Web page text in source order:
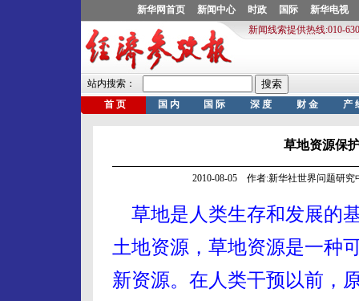
草地资源保
2010-08-05 作者:新华社世界问题研
草地是人类生存和发展的
土地资源，草地资源是一种
新资源。在人类干预以前，